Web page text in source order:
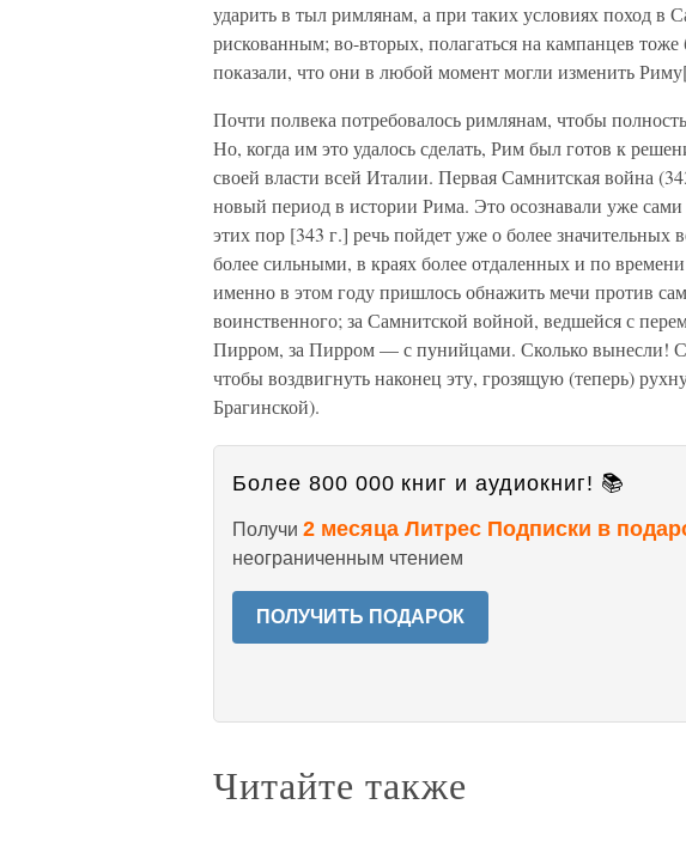
ударить в тыл римлянам, а при таких услови­ях поход
рискованным; во-вто­рых, полагаться на кампанцев
показали, что они в любой момент могли изменить
Почти полвека потребовалось римлянам, чтобы
Но, когда им это удалось сделать, Рим был готов к
своей власти всей Италии. Первая Самнитская война
новый период в истории Рима. Это осознавали уже
этих пор [343 г.] речь пойдет уже о более значительных
бо­лее сильными, в краях более отдаленных и по
именно в этом году пришлось обнажить мечи против
воинственного; за Сам­нитской войной, ведшейся с
Пирром, за Пирром — с пунийцами. Сколько вынесли!
чтобы воздвигнуть наконец эту, грозящую (теперь)
Брагинской).
Более 800 000 книг и аудиокниг! 📚
Получи 2 месяца Литрес Подписки в
неограниченным чтением
ПОЛУЧИТЬ ПОДАРОК
Читайте также